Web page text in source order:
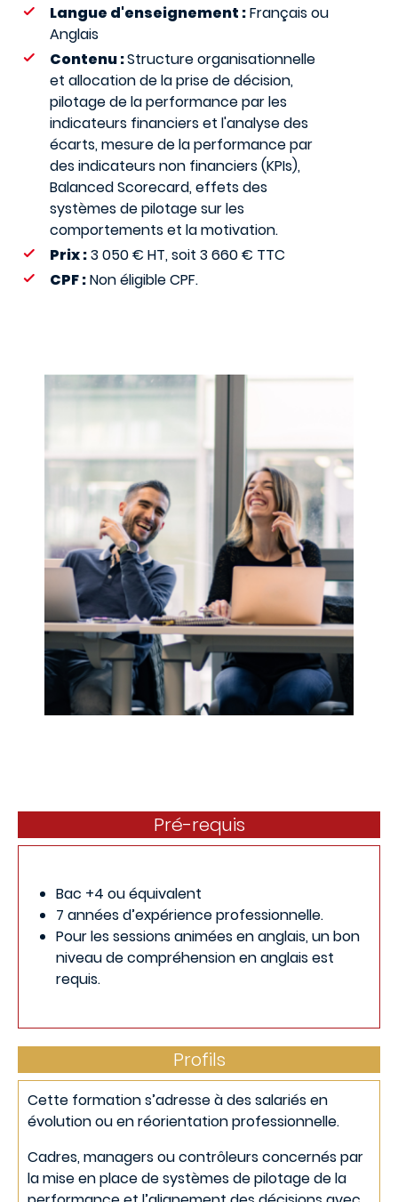
Langue d'enseignement :Français ou
Anglais
Contenu :Structure organisationnelle
et allocation de la prise de décision,
pilotage de la performance par les
indicateurs financiers et l'analyse des
écarts, mesure de la performance par
des indicateurs non financiers (KPIs),
Balanced Scorecard, effets des
systèmes de pilotage sur les
comportements et la motivation.
Prix :3 050 € HT, soit 3 660 € TTC
CPF :Non éligible CPF.
Pré-requis
Bac +4 ou équivalent
7 années d’expérience professionnelle.
Pour les sessions animées en anglais, un bon
niveau de compréhension en anglais est
requis.
Profils
Cette formation s’adresse à des salariés en
évolution ou en réorientation professionnelle.
Cadres, managers ou contrôleurs concernés par
la mise en place de systèmes de pilotage de la